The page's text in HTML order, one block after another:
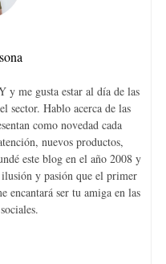
y me gusta estar al día de las
sector. Hablo acerca de las
como novedad cada
nuevos productos,
este blog en el año 2008 y
y pasión que el primer
encantará ser tu amiga en las